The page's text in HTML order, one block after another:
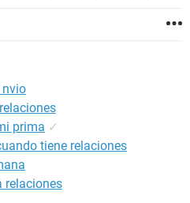
nvio
prima ✓
tiene relaciones
relaciones